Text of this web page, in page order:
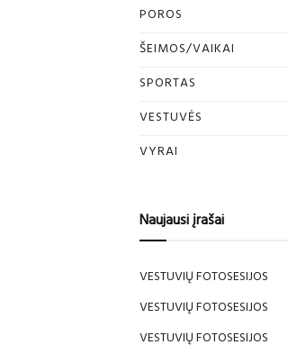
POROS
ŠEIMOS/VAIKAI
SPORTAS
VESTUVĖS
VYRAI
Naujausi įrašai
VESTUVIŲ FOTOSESIJOS
VESTUVIŲ FOTOSESIJOS
VESTUVIŲ FOTOSESIJOS